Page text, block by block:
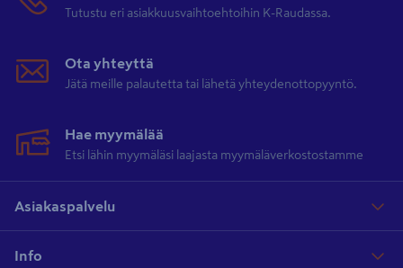
Tutustu eri asiakkuusvaihtoehtoihin K-Raudassa.
Ota yhteyttä
Jätä meille palautetta tai lähetä yhteydenottopyyntö.
Hae myymälää
Etsi lähin myymäläsi laajasta myymäläverkostostamme
Asiakaspalvelu
Info